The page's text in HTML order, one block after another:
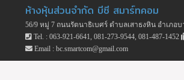
ห้างหุ้นส่วนจำกัด บีซี สมาร์ทคอม
56/9 หมู่ 7 ถนนรัตนาธิเบศร์ ตำบลเสาธงหิน อำเภอ
Tel. : 063-921-6641, 081-273-9544, 081-487-1452
Email : bc.smartcom@gmail.com